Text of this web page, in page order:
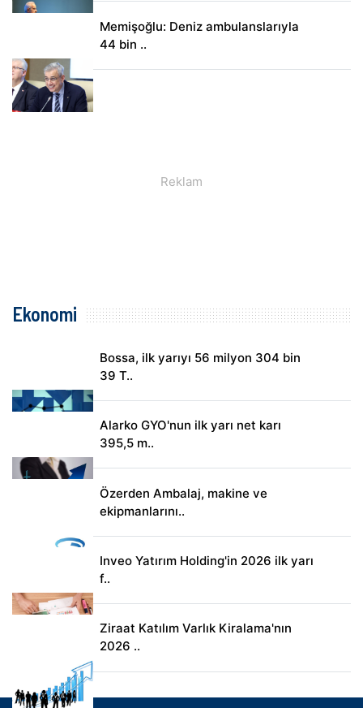
Memişoğlu: Deniz ambulanslarıyla
44 bin ..
Ekonomi
Bossa, ilk yarıyı 56 milyon 304 bin
39 T..
Alarko GYO'nun ilk yarı net karı
395,5 m..
Özerden Ambalaj, makine ve
ekipmanlarını..
Inveo Yatırım Holding'in 2026 ilk yarı
f..
Ziraat Katılım Varlık Kiralama'nın
2026 ..